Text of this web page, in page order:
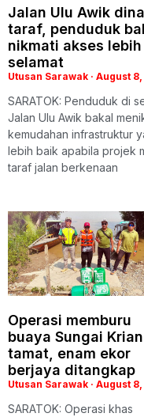
Jalan Ulu Awik
taraf, penduduk
nikmati akses lebih
selamat
Utusan Sarawak August
SARATOK: Penduduk di
Jalan Ulu Awik bakal
kemudahan infrastruktur
lebih baik apabila projek
taraf jalan berkenaan
Operasi memburu
buaya Sungai Krian
tamat, enam ekor
berjaya ditangkap
Utusan Sarawak August
SARATOK: Operasi khas